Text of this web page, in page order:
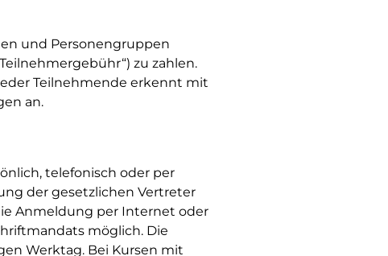
und Personengruppen
zu zahlen.
Teilnehmende erkennt mit
an.
telefonisch oder per
der gesetzlichen Vertreter
Anmeldung per Internet oder
möglich. Die
Werktag. Bei Kursen mit